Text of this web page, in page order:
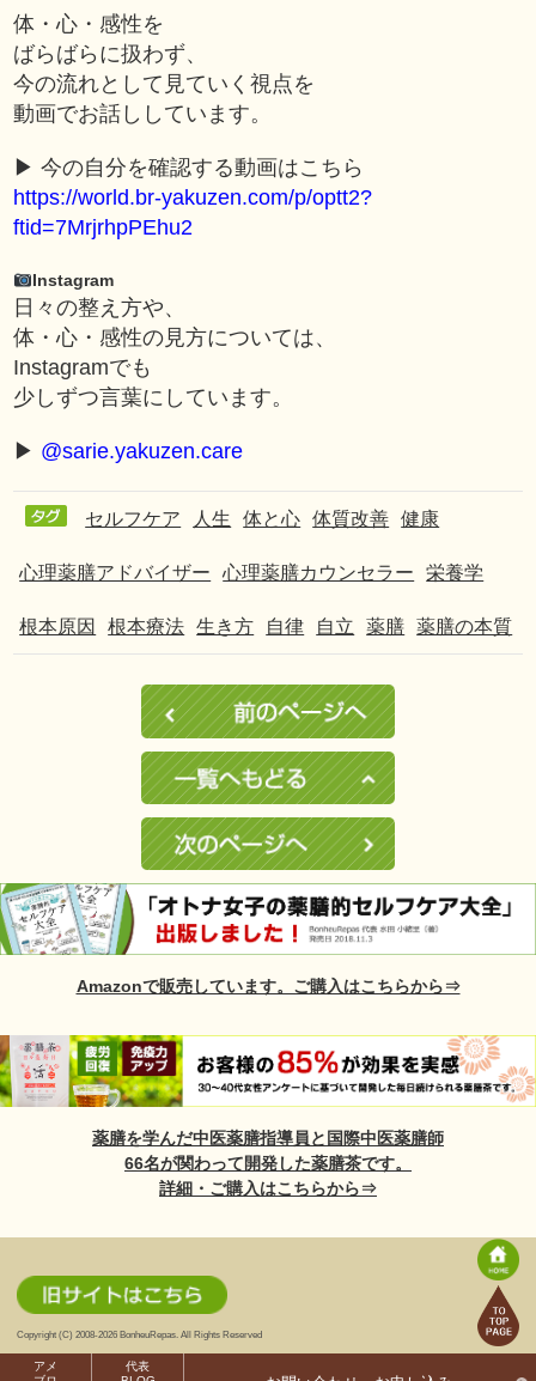
体・心・感性を
ばらばらに扱わず、
今の流れとして見ていく視点を
動画でお話ししています。
▶︎ 今の自分を確認する動画はこちら
https://world.br-yakuzen.com/p/optt2?
ftid=7MrjrhpPEhu2
Instagram
日々の整え方や、
体・心・感性の見方については、
Instagramでも
少しずつ言葉にしています。
▶︎ @sarie.yakuzen.care
セルフケア 人生 体と心 体質改善 健康
心理薬膳アドバイザー 心理薬膳カウンセラー 栄養学
根本原因 根本療法 生き方 自律 自立 薬膳 薬膳の本質
Amazonで販売しています。ご購入はこちらから⇒
薬膳を学んだ中医薬膳指導員と国際中医薬膳師
66名が関わって開発した薬膳茶です。
詳細・ご購入はこちらから⇒
Copyright (C) 2008-2026 BonheuRepas. All Rights Reserved
アメ
代表